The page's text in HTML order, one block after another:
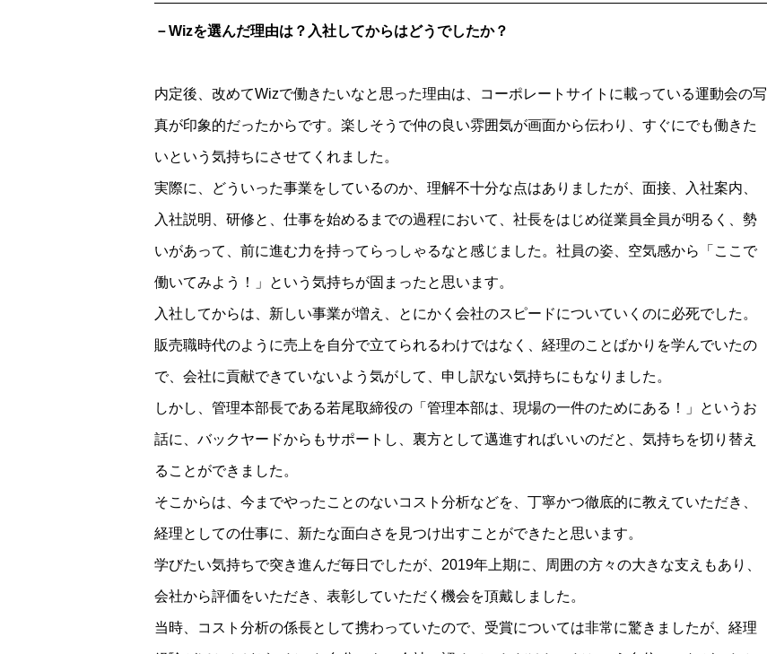
－Wizを選んだ理由は？入社してからはどうでしたか？
内定後、改めてWizで働きたいなと思った理由は、コーポレートサイトに載っている運動会の写
真が印象的だったからです。楽しそうで仲の良い雰囲気が画面から伝わり、すぐにでも働きた
いという気持ちにさせてくれました。
実際に、どういった事業をしているのか、理解不十分な点はありましたが、面接、入社案内、
入社説明、研修と、仕事を始めるまでの過程において、社長をはじめ従業員全員が明るく、勢
いがあって、前に進む力を持ってらっしゃるなと感じました。社員の姿、空気感から「ここで
働いてみよう！」という気持ちが固まったと思います。
入社してからは、新しい事業が増え、とにかく会社のスピードについていくのに必死でした。
販売職時代のように売上を自分で立てられるわけではなく、経理のことばかりを学んでいたの
で、会社に貢献できていないよう気がして、申し訳ない気持ちにもなりました。
しかし、管理本部長である若尾取締役の「管理本部は、現場の一件のためにある！」というお
話に、バックヤードからもサポートし、裏方として邁進すればいいのだと、気持ちを切り替え
ることができました。
そこからは、今までやったことのないコスト分析などを、丁寧かつ徹底的に教えていただき、
経理としての仕事に、新たな面白さを見つけ出すことができたと思います。
学びたい気持ちで突き進んだ毎日でしたが、2019年上期に、周囲の方々の大きな支えもあり、
会社から評価をいただき、表彰していただく機会を頂戴しました。
当時、コスト分析の係長として携わっていたので、受賞については非常に驚きましたが、経理